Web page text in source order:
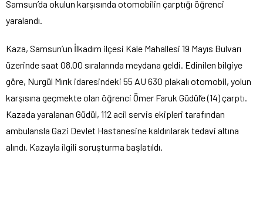
Samsun’da okulun karşısında otomobilin çarptığı öğrenci
yaralandı.
Kaza, Samsun’un İlkadım ilçesi Kale Mahallesi 19 Mayıs Bulvarı
üzerinde saat 08.00 sıralarında meydana geldi. Edinilen bilgiye
göre, Nurgül Mırık idaresindeki 55 AU 630 plakalı otomobil, yolun
karşısına geçmekte olan öğrenci Ömer Faruk Güdül’e (14) çarptı.
Kazada yaralanan Güdül, 112 acil servis ekipleri tarafından
ambulansla Gazi Devlet Hastanesine kaldırılarak tedavi altına
alındı. Kazayla ilgili soruşturma başlatıldı.